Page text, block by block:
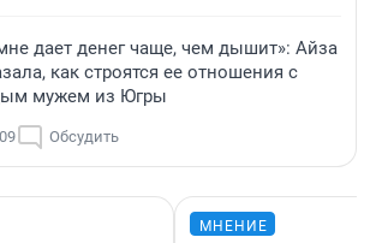
дает денег чаще, чем дышит»: Айза
как строятся ее отношения с
мужем из Югры
Обсудить
МНЕНИЕ